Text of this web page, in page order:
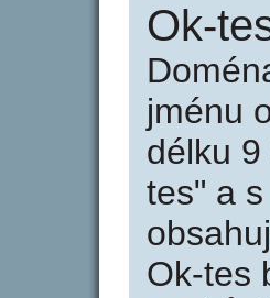
Ok-
jménu
délku
tes" a
Ok-tes